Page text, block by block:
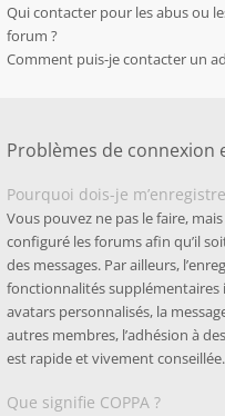
Qui contacter pour les abus ou
forum ?
Comment puis-je contacter un
Problèmes de connexion
Pourquoi dois-je
Vous pouvez ne pas le faire,
configuré les forums afin qu’il
des messages. Par ailleurs,
fonctionnalités supplémentaires
avatars personnalisés, la
autres membres, l’adhésion à
est rapide et vivement conseillée.
Que signifie COPPA ?